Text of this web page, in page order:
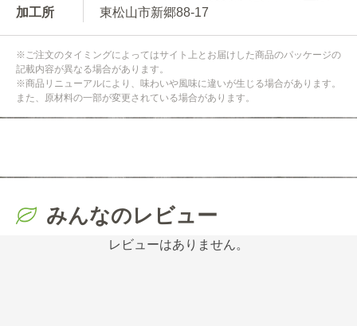
加工所
東松山市新郷88-17
※ご注文のタイミングによってはサイト上とお届けした商品のパッケージの
記載内容が異なる場合があります。
※商品リニューアルにより、味わいや風味に違いが生じる場合があります。
また、原材料の一部が変更されている場合があります。
みんなのレビュー
レビューはありません。